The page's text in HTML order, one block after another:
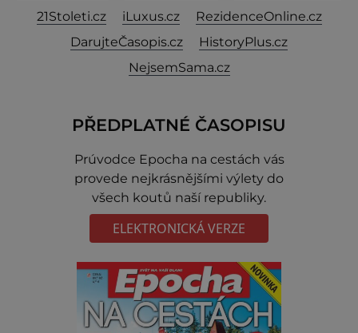
21Stoleti.cz
iLuxus.cz
RezidenceOnline.cz
DarujteČasopis.cz
HistoryPlus.cz
NejsemSama.cz
PŘEDPLATNÉ ČASOPISU
Prúvodce Epocha na cestách vás
provede nejkrásnějšími výlety do
všech koutů naší republiky.
ELEKTRONICKÁ VERZE